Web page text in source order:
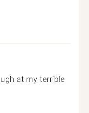
at my terrible